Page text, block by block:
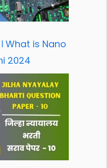
What is Nano
2024